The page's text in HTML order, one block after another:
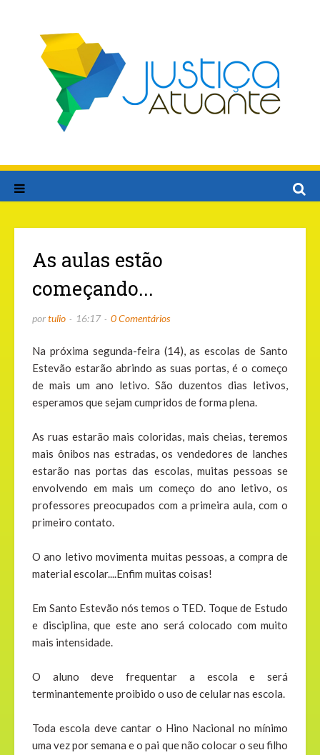
As aulas estão
começando...
portulio 16:17 0 Comentários
Na próxima segunda-feira (14), as escolas de Santo
Estevão estarão abrindo as suas portas, é o começo
de mais um ano letivo. São duzentos dias letivos,
esperamos que sejam cumpridos de forma plena.
As ruas estarão mais coloridas, mais cheias, teremos
mais ônibos nas estradas, os vendedores de lanches
estarão nas portas das escolas, muitas pessoas se
envolvendo em mais um começo do ano letivo, os
professores preocupados com a primeira aula, com o
primeiro contato.
O ano letivo movimenta muitas pessoas, a compra de
material escolar....Enfim muitas coisas!
Em Santo Estevão nós temos o TED. Toque de Estudo
e disciplina, que este ano será colocado com muito
mais intensidade.
O aluno deve frequentar a escola e será
terminantemente proibido o uso de celular nas escola.
Toda escola deve cantar o Hino Nacional no mínimo
uma vez por semana e o pai que não colocar o seu filho